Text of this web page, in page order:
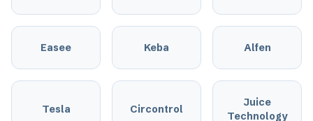
Easee Keba Alfen
Tesla Circontrol
Juice
Technology